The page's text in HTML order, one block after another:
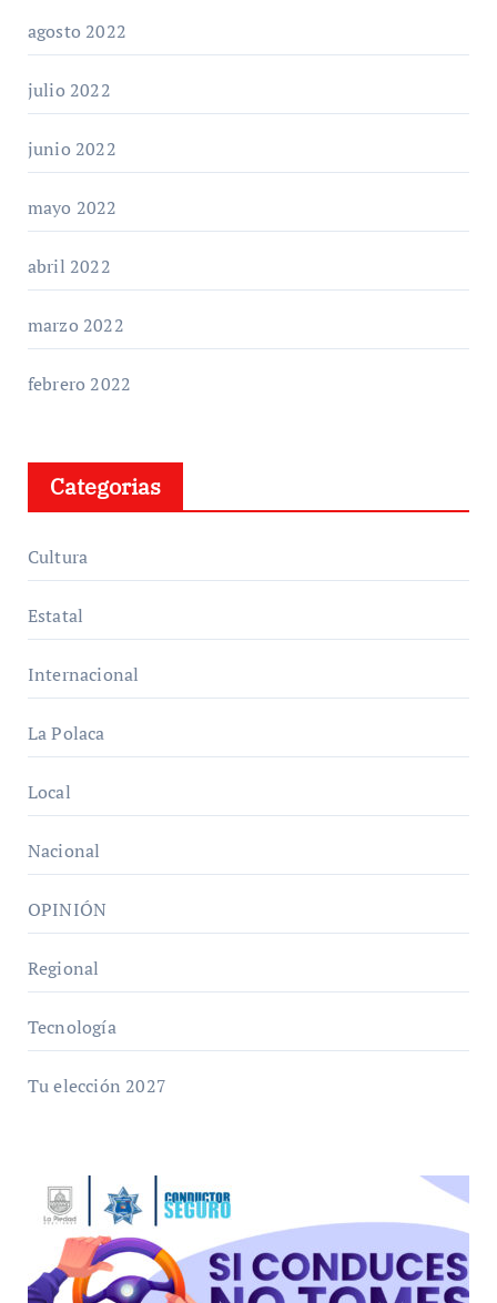
agosto 2022
julio 2022
junio 2022
mayo 2022
abril 2022
marzo 2022
febrero 2022
Categorias
Cultura
Estatal
Internacional
La Polaca
Local
Nacional
OPINIÓN
Regional
Tecnología
Tu elección 2027